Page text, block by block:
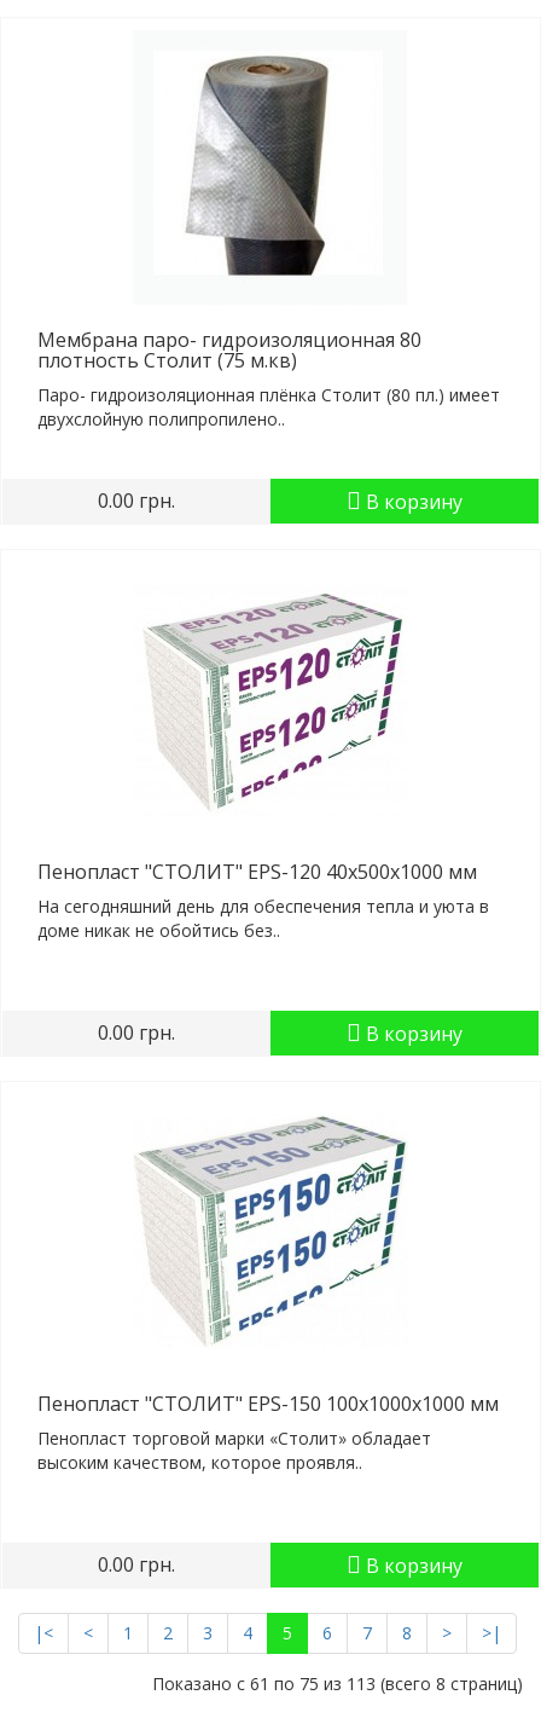
Мембрана паро- гидроизоляционная 80
плотность Столит (75 м.кв)
Паро- гидроизоляционная плёнка Столит (80 пл.) имеет
двухслойную полипропилено..
0.00 грн. В корзину
Пенопласт "СТОЛИТ" EPS-120 40x500x1000 мм
На сегодняшний день для обеспечения тепла и уюта в
доме никак не обойтись без..
0.00 грн. В корзину
Пенопласт "СТОЛИТ" EPS-150 100x1000x1000 мм
Пенопласт торговой марки «Столит» обладает
высоким качеством, которое проявля..
0.00 грн. В корзину
|< < 1 2 3 4 5 6 7 8 > >|
Показано с 61 по 75 из 113 (всего 8 страниц)